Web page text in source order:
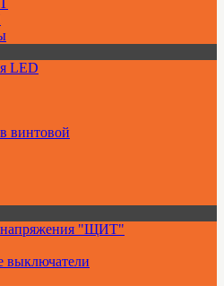
LED
винтовой
напряжения "ЩИТ"
выключатели